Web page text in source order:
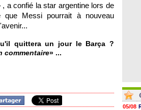
, a confié la star argentine lors de
Messi pourrait à nouveau
quittera un jour le Barça ?
commentaire» ...
05/08